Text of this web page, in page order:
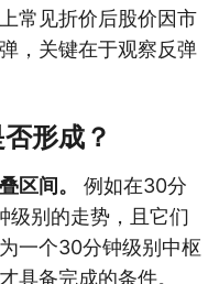
常见折价后股价因市
，关键在于观察反弹
形成？
区间。
例如在30分
级别的走势，且它们
一个30分钟级别中枢
具备完成的条件。